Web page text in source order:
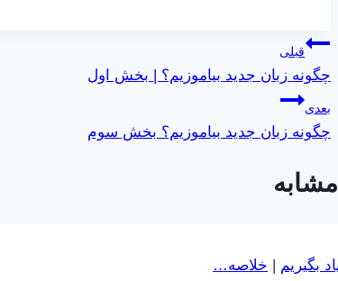
راهبری
نوشته
قبلی
چگونه زبان جدید بیاموزیم؟ | بخش اول
بعدی
چگونه زبان جدید بیاموزیم؟ بخش سوم
بگیریم | خلاصه…